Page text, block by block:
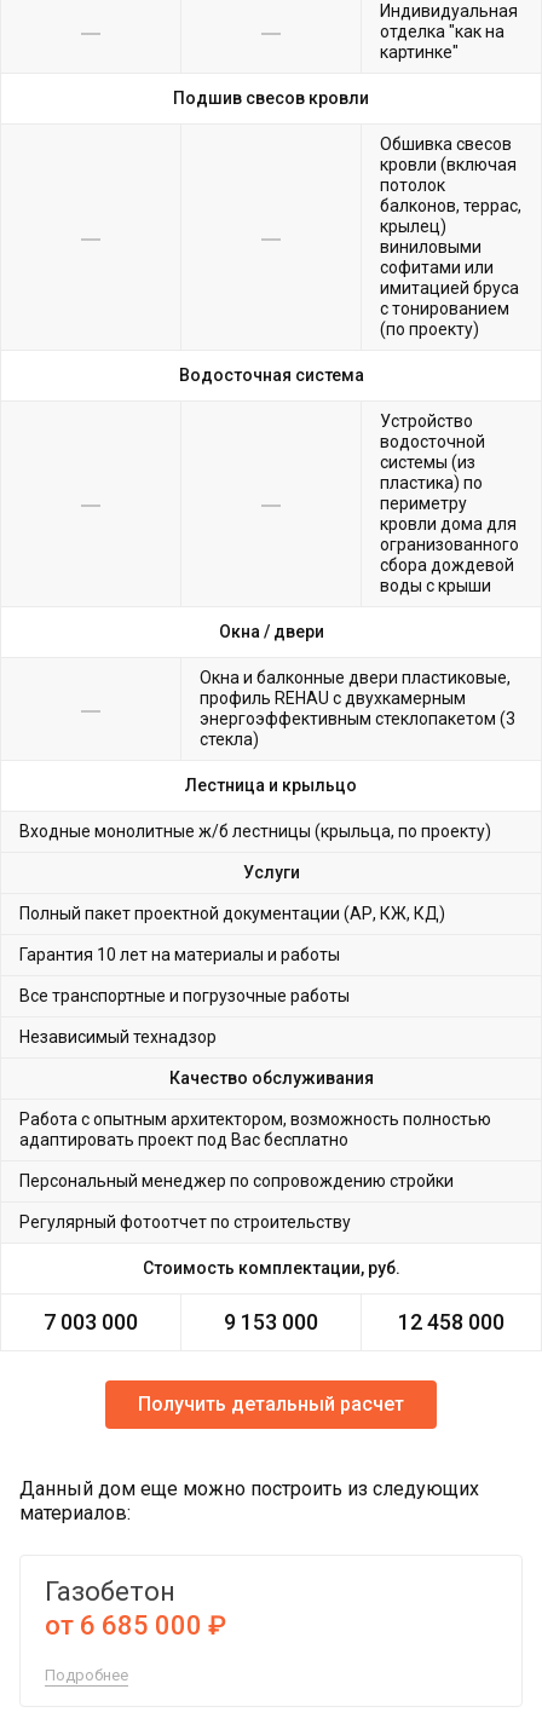
Индивидуальная
отделка "как на
картинке"
Подшив свесов кровли
Обшивка свесов
кровли (включая
потолок
балконов, террас,
крылец)
виниловыми
софитами или
имитацией бруса
с тонированием
(по проекту)
Водосточная система
Устройство
водосточной
системы (из
пластика) по
периметру
кровли дома для
огранизованного
сбора дождевой
воды с крыши
Окна / двери
Окна и балконные двери пластиковые,
профиль REHAU с двухкамерным
энергоэффективным стеклопакетом (3
стекла)
Лестница и крыльцо
Входные монолитные ж/б лестницы (крыльца, по проекту)
Услуги
Полный пакет проектной документации (АР, КЖ, КД)
Гарантия 10 лет на материалы и работы
Все транспортные и погрузочные работы
Независимый технадзор
Качество обслуживания
Работа с опытным архитектором, возможность полностью
адаптировать проект под Вас бесплатно
Персональный менеджер по сопровождению стройки
Регулярный фотоотчет по строительству
Стоимость комплектации, руб.
7 003 000 9 153 000 12 458 000
Получить детальный расчет
Данный дом еще можно построить из следующих
материалов:
Газобетон
от 6 685 000 ₽
Подробнее